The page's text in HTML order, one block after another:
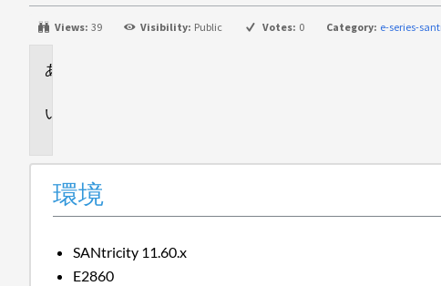
Views: 39 Visibility: Public Votes: 0 Category: e-series-
環境
SANtricity 11.60.x
E2860